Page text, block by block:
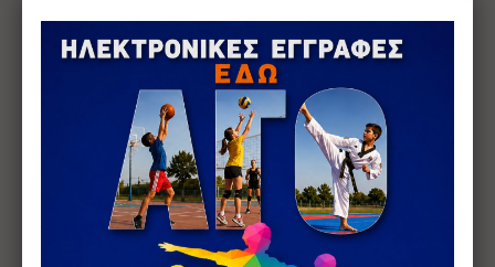
ΠΡΟΓΡΑΜΜΑΤΑ
ΠΑΦΟΥ
περισσότερα